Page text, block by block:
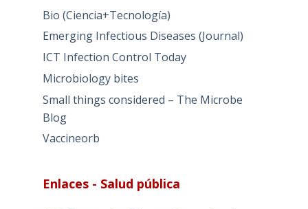
Bio (Ciencia+Tecnología)
Emerging Infectious Diseases (Journal)
ICT Infection Control Today
Microbiology bites
Small things considered – The Microbe
Blog
Vaccineorb
Enlaces - Salud pública